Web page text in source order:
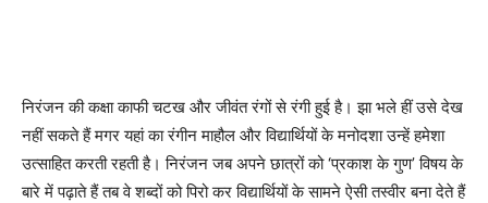
निरंजन की कक्षा काफी चटख और जीवंत रंगों से रंगी हुई है। झा भले हीं उसे देख
नहीं सकते हैं मगर यहां का रंगीन माहौल और विद्यार्थियों के मनोदशा उन्हें हमेशा
उत्साहित करती रहती है। निरंजन जब अपने छात्रों को ‘प्रकाश के गुण’ विषय के
बारे में पढ़ाते हैं तब वे शब्दों को पिरो कर विद्यार्थियों के सामने ऐसी तस्वीर बना देते हैं